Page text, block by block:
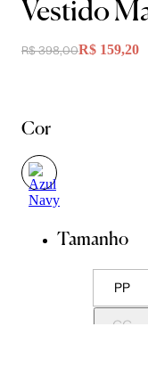
Vestido
R$ 398,00R$ 159,20
Cor
Tamanho
PP
GG